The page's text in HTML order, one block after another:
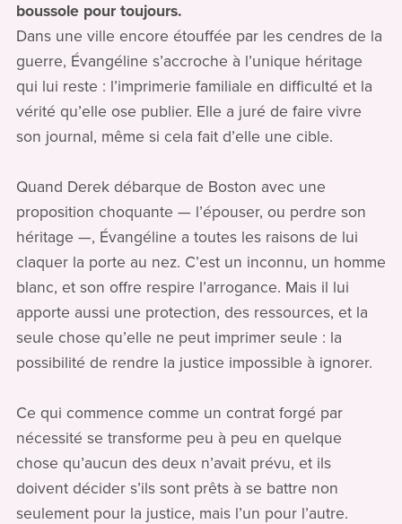
boussole pour toujours.
Dans une ville encore étouffée par les cendres de la
guerre, Évangéline s’accroche à l’unique héritage
qui lui reste : l’imprimerie familiale en difficulté et la
vérité qu’elle ose publier. Elle a juré de faire vivre
son journal, même si cela fait d’elle une cible.
Quand Derek débarque de Boston avec une
proposition choquante — l’épouser, ou perdre son
héritage —, Évangéline a toutes les raisons de lui
claquer la porte au nez. C’est un inconnu, un homme
blanc, et son offre respire l’arrogance. Mais il lui
apporte aussi une protection, des ressources, et la
seule chose qu’elle ne peut imprimer seule : la
possibilité de rendre la justice impossible à ignorer.
Ce qui commence comme un contrat forgé par
nécessité se transforme peu à peu en quelque
chose qu’aucun des deux n’avait prévu, et ils
doivent décider s’ils sont prêts à se battre non
seulement pour la justice, mais l’un pour l’autre.